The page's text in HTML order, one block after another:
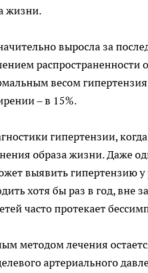
жизни.
выросла за
распространенности
весом гипертензия
– в 15%.
гипертензии,
образа жизни. Даже
выявить гипертензию
хотя бы раз в год, вне
часто протекает
методом лечения
артериального